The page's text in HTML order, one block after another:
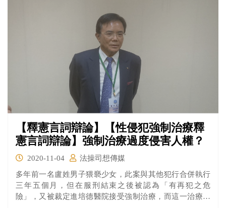
【釋憲言詞辯論】【性侵犯強制治療釋
憲言詞辯論】強制治療過度侵害人權？
2020-11-04
法操司想傳媒
多年前一名盧姓男子猥褻少女，此案與其他犯行合併執行
三年五個月，但在服刑結束之後被認為「有再犯之危
險」，又被裁定進培德醫院接受強制治療，而這一治療就